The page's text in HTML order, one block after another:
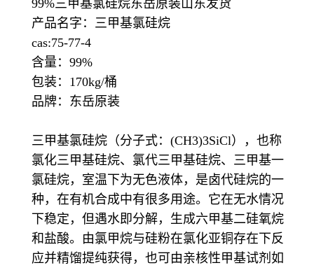
99%三甲基氯硅烷东岳原装山东发货
产品名字：三甲基氯硅烷
cas:75-77-4
含量：99%
包装：170kg/桶
品牌：东岳原装
三甲基氯硅烷（分子式：(CH3)3SiCl），也称
氯化三甲基硅烷、氯代三甲基硅烷、三甲基一
氯硅烷，室温下为无色液体，是卤代硅烷的一
种，在有机合成中有很多用途。它在无水情况
下稳定，但遇水即分解，生成六甲基二硅氧烷
和盐酸。由氯甲烷与硅粉在氯化亚铜存在下反
应并精馏提纯获得，也可由亲核性甲基试剂如